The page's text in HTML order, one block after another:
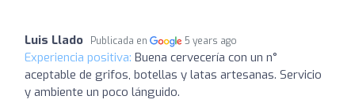
Luis Llado Publicada en 5 years ago
Experiencia positiva: Buena cervecería con un n°
aceptable de grifos, botellas y latas artesanas. Servicio
y ambiente un poco lánguido.